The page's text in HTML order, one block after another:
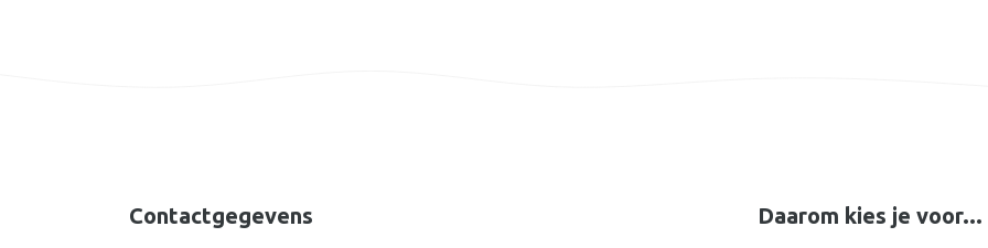
Contactgegevens Daarom kies je voor...